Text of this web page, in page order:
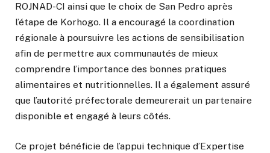
ROJNAD-CI ainsi que le choix de San Pedro après
l’étape de Korhogo. Il a encouragé la coordination
régionale à poursuivre les actions de sensibilisation
afin de permettre aux communautés de mieux
comprendre l’importance des bonnes pratiques
alimentaires et nutritionnelles. Il a également assuré
que l’autorité préfectorale demeurerait un partenaire
disponible et engagé à leurs côtés.
Ce projet bénéficie de l’appui technique d’Expertise